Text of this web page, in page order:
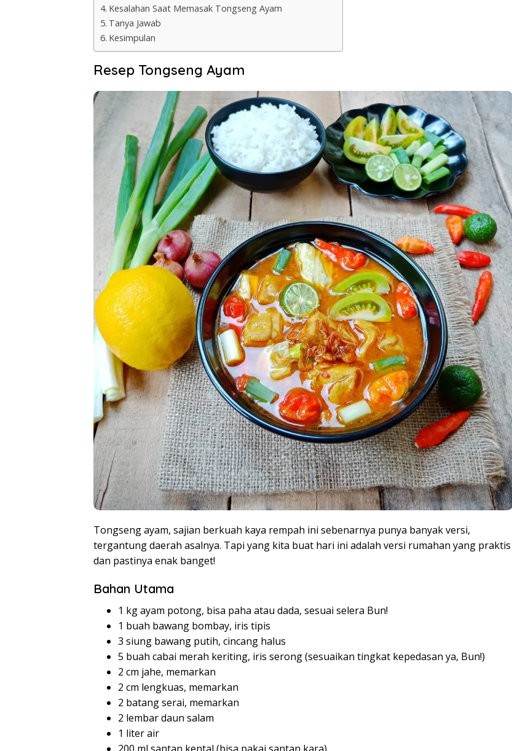
Kesalahan Saat Memasak Tongseng Ayam
Tanya Jawab
Kesimpulan
Resep Tongseng Ayam
Tongseng ayam, sajian berkuah kaya rempah ini sebenarnya punya banyak versi,
tergantung daerah asalnya. Tapi yang kita buat hari ini adalah versi rumahan yang praktis
dan pastinya enak banget!
Bahan Utama
1 kg ayam potong, bisa paha atau dada, sesuai selera Bun!
1 buah bawang bombay, iris tipis
3 siung bawang putih, cincang halus
5 buah cabai merah keriting, iris serong (sesuaikan tingkat kepedasan ya, Bun!)
2 cm jahe, memarkan
2 cm lengkuas, memarkan
2 batang serai, memarkan
2 lembar daun salam
1 liter air